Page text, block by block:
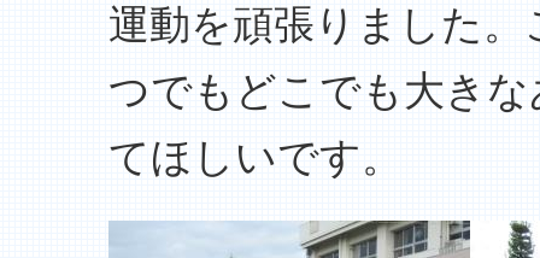
運動を頑張りました
つでもどこでも大き
てほしいです。